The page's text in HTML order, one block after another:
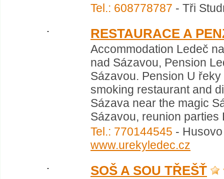
Tel.: 608778787 - Tři
RESTAURACE A
Accommodation Ledeč
nad Sázavou, Pension
Sázavou. Pension U
smoking restaurant and
Sázava near the magic
Sázavou, reunion parties
Tel.: 770144545 -
www.urekyledec.cz
SOŠ A SOU TŘEŠŤ